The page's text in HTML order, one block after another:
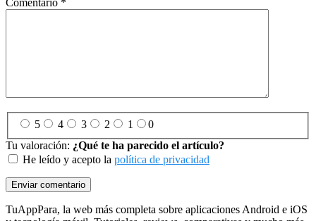
5 4 3 2 1
0
Tu valoración: ¿Qué te ha parecido el artículo?
He leído y acepto la política de privacidad
Footer
TuAppPara, la web más completa sobre aplicaciones Android e iOS